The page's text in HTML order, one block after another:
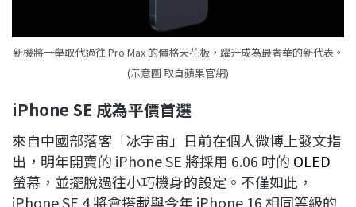
新機將一舉取代過往 Pro Max 的價格天花板，躍升成為最奢華的新代表。
(示意圖 取自蘋果官網)
iPhone SE 成為平價首選
來自中國部落客「冰宇宙」日前在個人微博上發文指
出，明年開賣的 iPhone SE 將採用 6.06 吋的 OLED
螢幕，並擺脫過往小巧機身的設定。不僅如此，
iPhone SE 4 將會搭載與今年 iPhone 16 相同等級的